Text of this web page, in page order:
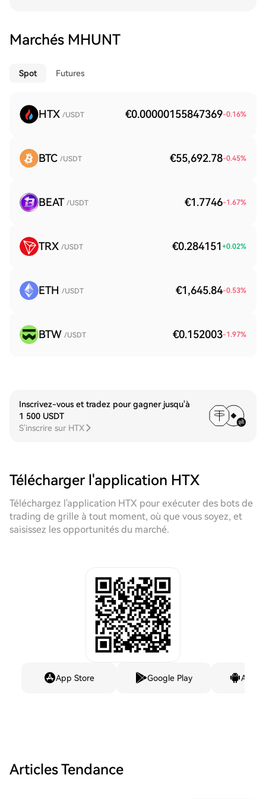
Marchés MHUNT
Spot Futures
HTX /USDT €0.00000155847369-0.16%
BTC /USDT €55,692.78-0.45%
BEAT /USDT €1.7746-1.67%
TRX /USDT €0.284151 +0.02%
ETH /USDT €1,645.84-0.53%
BTW /USDT €0.152003-1.97%
Inscrivez-vous et tradez pour gagner jusqu'à
1 500 USDT
S'inscrire sur HTX
Télécharger l'application HTX
Téléchargez l'application HTX pour exécuter des bots de
trading de grille à tout moment, où que vous soyez, et
saisissez les opportunités du marché.
App Store Google Play
Articles Tendance